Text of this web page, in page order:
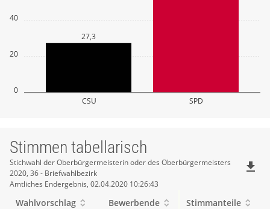
0
20
40
CSU SPD
27,3
Stimmen tabellarisch
Stimmen
tabellarisch
Stichwahl der Oberbürgermeisterin oder des Oberbürgermeisters
2020, 36 - Briefwahlbezirk
Amtliches Endergebnis, 02.04.2020 10:26:43
file_download
Wahlvorschlag Bewerbende
Stimmanteile